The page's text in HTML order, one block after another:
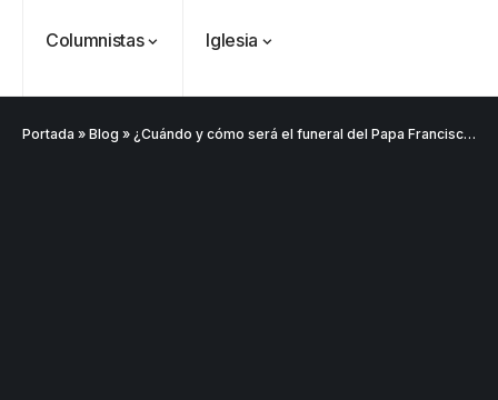
Columnistas Iglesia
Portada » Blog » ¿Cuándo y cómo será el funeral del Papa Francisco? El Vaticano revela los detalles